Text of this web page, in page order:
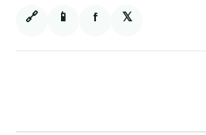
𝕏
f
📱
🔗